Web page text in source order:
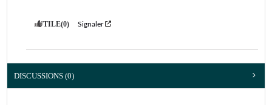
UTILE(0) Signaler
DISCUSSIONS (0)